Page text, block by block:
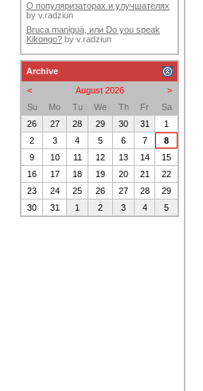
О популяризаторах и улучшателях
by v.radziun
Bruca maniguá, или Do you speak
Kikongo? by v.radziun
Archive
<
>
August 2026
Su
Mo Tu We Th Fr
Sa
26
27 28 29 30 31
1
2
3 4 5 6 7
8
9
10 11 12 13 14
15
16
17 18 19 20 21
22
23
24 25 26 27 28
29
30
31 1 2 3 4 5